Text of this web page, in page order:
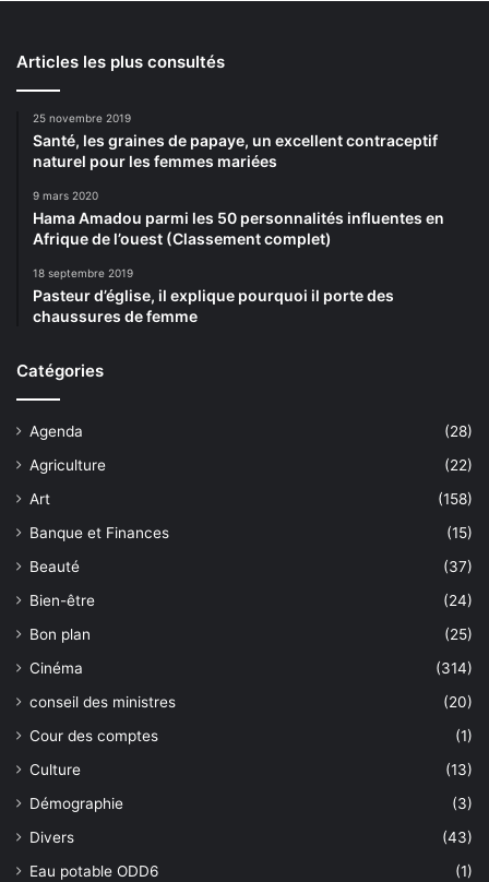
Articles les plus consultés
25 novembre 2019
Santé, les graines de papaye, un excellent contraceptif
naturel pour les femmes mariées
9 mars 2020
Hama Amadou parmi les 50 personnalités influentes en
Afrique de l’ouest (Classement complet)
18 septembre 2019
Pasteur d’église, il explique pourquoi il porte des
chaussures de femme
Catégories
Agenda
(28)
Agriculture
(22)
Art
(158)
Banque et Finances
(15)
Beauté
(37)
Bien-être
(24)
Bon plan
(25)
Cinéma
(314)
conseil des ministres
(20)
Cour des comptes
(1)
Culture
(13)
Démographie
(3)
Divers
(43)
Eau potable ODD6
(1)